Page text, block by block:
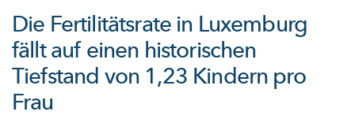
Die Fertilitätsrate in Luxemburg
fällt auf einen historischen
Tiefstand von 1,23 Kindern pro
Frau